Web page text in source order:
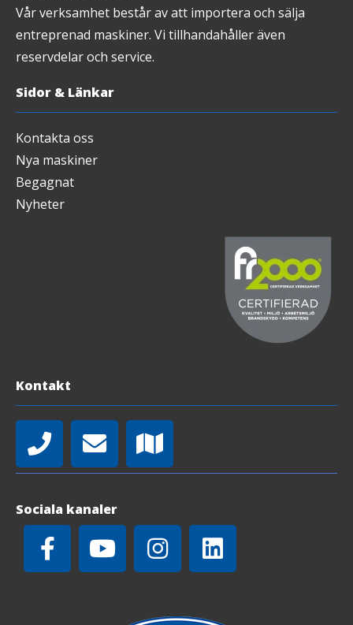
Vår verksamhet består av att importera och sälja
entreprenad maskiner. Vi tillhandahåller även
reservdelar och service.
Sidor & Länkar
Kontakta oss
Nya maskiner
Begagnat
Nyheter
Kontakt
Sociala kanaler